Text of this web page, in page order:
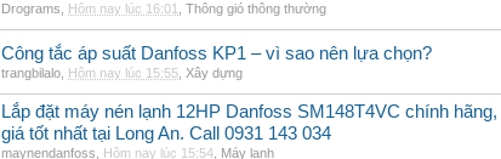
Drograms Hôm nay lúc 16:01 Thông gió thông thường
Công tắc áp suất Danfoss KP1 – vì sao nên lựa chọn?
trangbilalo Hôm nay lúc 15:55 Xây dựng
Lắp đặt máy nén lạnh 12HP Danfoss SM148T4VC chính hãng,
giá tốt nhất tại Long An. Call 0931 143 034
maynendanfoss Hôm nay lúc 15:54 Máy lạnh